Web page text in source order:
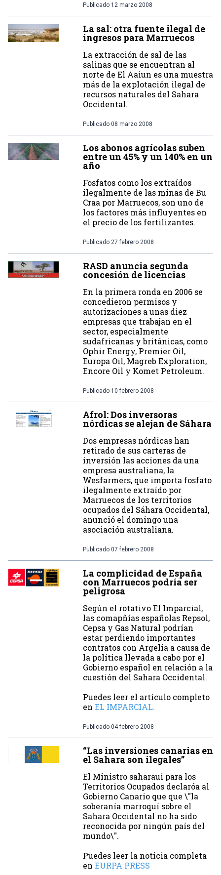
Publicado 12 marzo 2008
La sal: otra fuente ilegal de
ingresos para Marruecos
La extracción de sal de las
salinas que se encuentran al
norte de El Aaiun es una muestra
más de la explotación ilegal de
recursos naturales del Sahara
Occidental.
Publicado 08 marzo 2008
Los abonos agrícolas suben
entre un 45% y un 140% en un
año
Fosfatos como los extraídos
ilegalmente de las minas de Bu
Craa por Marruecos, son uno de
los factores más influyentes en
el precio de los fertilizantes.
Publicado 27 febrero 2008
RASD anuncia segunda
concesión de licencias
En la primera ronda en 2006 se
concedieron permisos y
autorizaciones a unas diez
empresas que trabajan en el
sector, especialmente
sudafricanas y británicas, como
Ophir Energy, Premier Oil,
Europa Oil, Magreb Exploration,
Encore Oil y Komet Petroleum.
Publicado 10 febrero 2008
Afrol: Dos inversoras
nórdicas se alejan de Sáhara
Dos empresas nórdicas han
retirado de sus carteras de
inversión las acciones da una
empresa australiana, la
Wesfarmers, que importa fosfato
ilegalmente extraído por
Marruecos de los territorios
ocupados del Sáhara Occidental,
anunció el domingo una
asociación australiana.
Publicado 07 febrero 2008
La complicidad de España
con Marruecos podría ser
peligrosa
Según el rotativo El Imparcial,
las comapñías españolas Repsol,
Cepsa y Gas Natural podrían
estar perdiendo importantes
contratos con Argelia a causa de
la política llevada a cabo por el
Gobierno español en relación a la
cuestión del Sahara Occidental.
Puedes leer el artículo completo
en EL IMPARCIAL.
Publicado 04 febrero 2008
“Las inversiones canarias en
el Sahara son ilegales”
El Ministro saharaui para los
Territorios Ocupados declaróa al
Gobierno Canario que que \"la
soberanía marroquí sobre el
Sahara Occidental no ha sido
reconocida por ningún país del
mundo\".
Puedes leer la noticia completa
en EURPA PRESS